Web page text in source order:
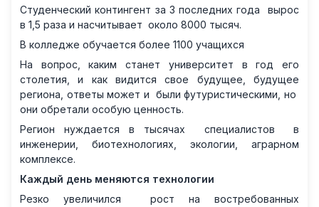
Студенческий контингент за 3 последних года вырос
в 1,5 раза и насчитывает около 8000 тысяч.
В колледже обучается более 1100 учащихся
На вопрос, каким станет университет в год его
столетия, и как видится свое будущее, будущее
региона, ответы может и были футуристическими, но
они обретали особую ценность.
Регион нуждается в тысячах специалистов в
инженерии, биотехнологиях, экологии, аграрном
комплексе.
Каждый день меняются технологии
Резко увеличился рост на востребованных